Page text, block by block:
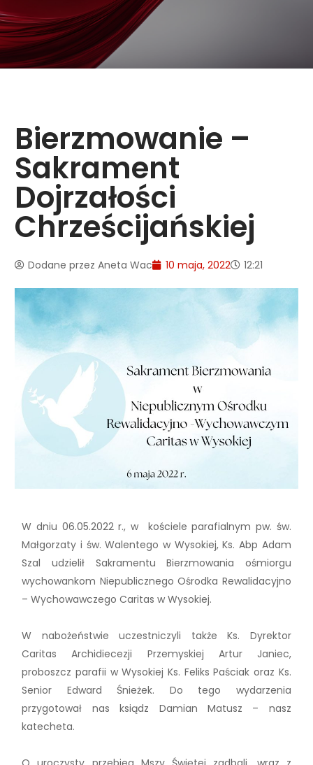
Bierzmowanie –
Sakrament
Dojrzałości
Chrześcijańskiej
Dodane przez Aneta Wac 10 maja, 2022 12:21
W dniu 06.05.2022 r., w kościele parafialnym pw. św.
Małgorzaty i św. Walentego w Wysokiej, Ks. Abp Adam
Szal udzielił Sakramentu Bierzmowania ośmiorgu
wychowankom Niepublicznego Ośrodka Rewalidacyjno
– Wychowawczego Caritas w Wysokiej.
W nabożeństwie uczestniczyli także Ks. Dyrektor
Caritas Archidiecezji Przemyskiej Artur Janiec,
proboszcz parafii w Wysokiej Ks. Feliks Paściak oraz Ks.
Senior Edward Śnieżek. Do tego wydarzenia
przygotował nas ksiądz Damian Matusz – nasz
katecheta.